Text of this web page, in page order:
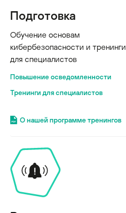
Подготовка
Обучение основам
кибербезопасности и тренинги
для специалистов
Повышение осведомленности
Тренинги для специалистов
О нашей программе тренингов